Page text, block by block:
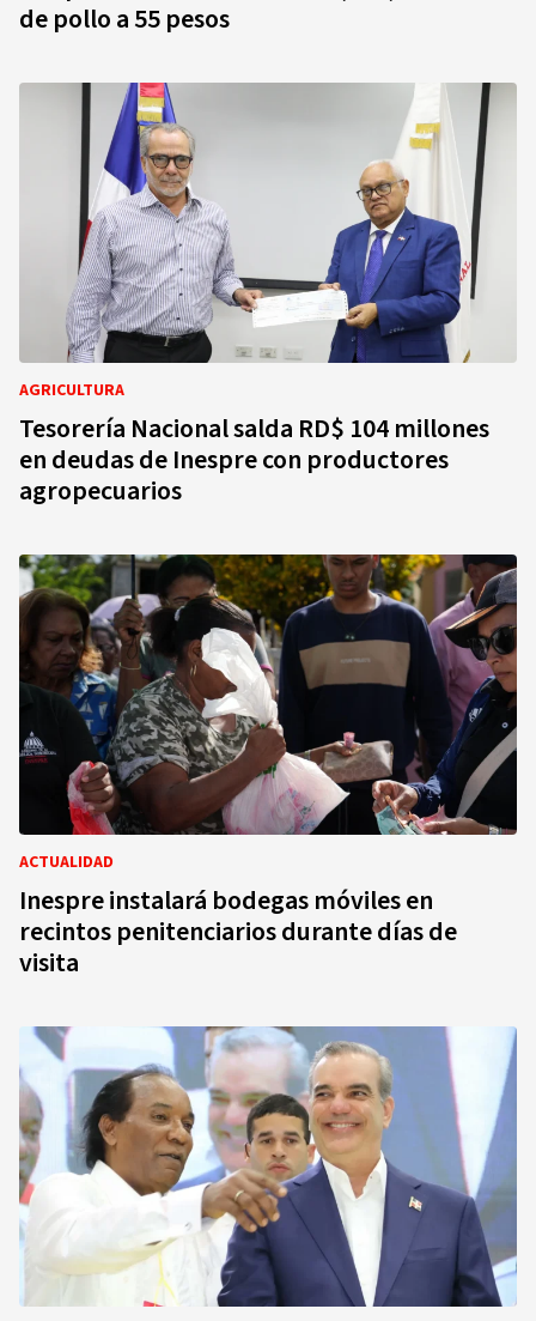
de pollo a 55 pesos
AGRICULTURA
Tesorería Nacional salda RD$ 104 millones
en deudas de Inespre con productores
agropecuarios
ACTUALIDAD
Inespre instalará bodegas móviles en
recintos penitenciarios durante días de
visita